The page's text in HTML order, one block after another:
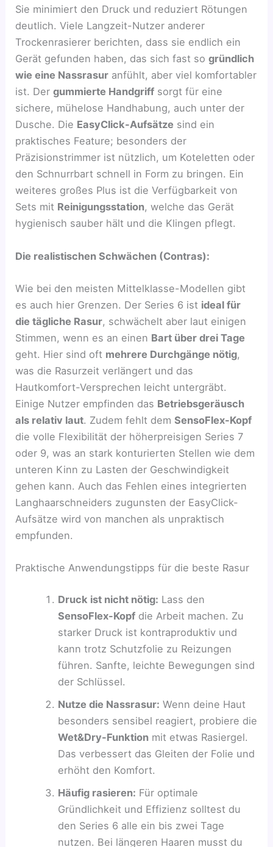
Sie minimiert den Druck und reduziert Rötungen
deutlich. Viele Langzeit-Nutzer anderer
Trockenrasierer berichten, dass sie endlich ein
Gerät gefunden haben, das sich fast sogründlich
wie eine Nassrasur anfühlt, aber viel komfortabler
ist. Dergummierte Handgriff sorgt für eine
sichere, mühelose Handhabung, auch unter der
Dusche. Die EasyClick-Aufsätze sind ein
praktisches Feature; besonders der
Präzisionstrimmer ist nützlich, um Koteletten oder
den Schnurrbart schnell in Form zu bringen. Ein
weiteres großes Plus ist die Verfügbarkeit von
Sets mit Reinigungsstation, welche das Gerät
hygienisch sauber hält und die Klingen pflegt.
Die realistischen Schwächen (Contras):
Wie bei den meisten Mittelklasse-Modellen gibt
es auch hier Grenzen. Der Series 6 ist ideal für
die tägliche Rasur, schwächelt aber laut einigen
Stimmen, wenn es an einen Bart über drei Tage
geht. Hier sind oft mehrere Durchgänge nötig,
was die Rasurzeit verlängert und das
Hautkomfort-Versprechen leicht untergräbt.
Einige Nutzer empfinden das Betriebsgeräusch
als relativ laut. Zudem fehlt demSensoFlex-Kopf
die volle Flexibilität der höherpreisigen Series 7
oder 9, was an stark konturierten Stellen wie dem
unteren Kinn zu Lasten der Geschwindigkeit
gehen kann. Auch das Fehlen eines integrierten
Langhaarschneiders zugunsten der EasyClick-
Aufsätze wird von manchen als unpraktisch
empfunden.
Praktische Anwendungstipps für die beste Rasur
Druck ist nicht nötig: Lass den
SensoFlex-Kopfdie Arbeit machen. Zu
starker Druck ist kontraproduktiv und
kann trotz Schutzfolie zu Reizungen
führen. Sanfte, leichte Bewegungen sind
der Schlüssel.
Nutze die Nassrasur: Wenn deine Haut
besonders sensibel reagiert, probiere die
Wet&Dry-Funktionmit etwas Rasiergel.
Das verbessert das Gleiten der Folie und
erhöht den Komfort.
Häufig rasieren: Für optimale
Gründlichkeit und Effizienz solltest du
den Series 6 alle ein bis zwei Tage
nutzen. Bei längeren Haaren musst du